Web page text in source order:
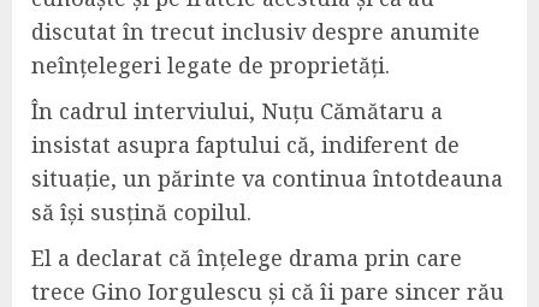
discutat în trecut inclusiv despre anumite
neînțelegeri legate de proprietăți.
În cadrul interviului, Nuțu Cămătaru a
insistat asupra faptului că, indiferent de
situație, un părinte va continua întotdeauna
să își susțină copilul.
El a declarat că înțelege drama prin care
trece Gino Iorgulescu și că îi pare sincer rău